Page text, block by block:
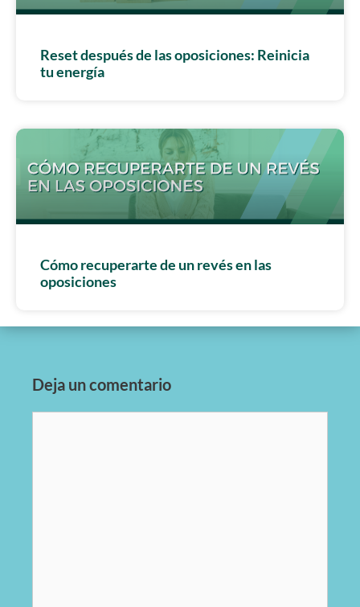
Reset después de las oposiciones: Reinicia
tu energía
Cómo recuperarte de un revés en las
oposiciones
Deja un comentario